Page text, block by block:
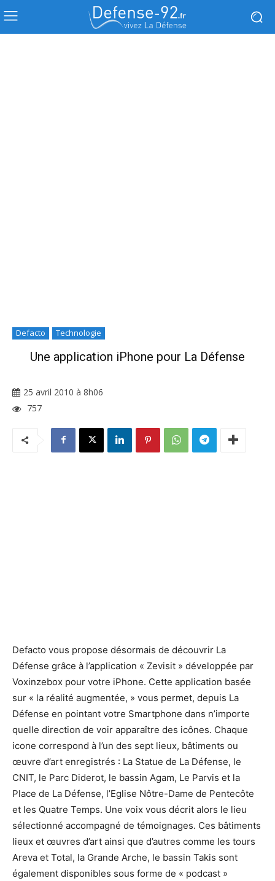
Defacto Technologie
Une application iPhone pour La Défense
25 avril 2010 à 8h06
757
Defacto vous propose désormais de découvrir La
Défense grâce à l’application « Zevisit » développée par
Voxinzebox pour votre iPhone. Cette application basée
sur « la réalité augmentée, » vous permet, depuis La
Défense en pointant votre Smartphone dans n’importe
quelle direction de voir apparaître des icônes. Chaque
icone correspond à l’un des sept lieux, bâtiments ou
œuvre d’art enregistrés : La Statue de La Défense, le
CNIT, le Parc Diderot, le bassin Agam, Le Parvis et la
Place de La Défense, l’Eglise Nôtre-Dame de Pentecôte
et les Quatre Temps. Une voix vous décrit alors le lieu
sélectionné accompagné de témoignages. Ces bâtiments
lieux et œuvres d’art ainsi que d’autres comme les tours
Areva et Total, la Grande Arche, le bassin Takis sont
également disponibles sous forme de « podcast »